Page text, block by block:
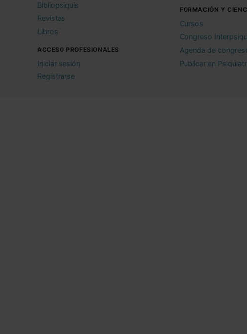
Bibliopsiquis
Revistas
Libros
ACCESO PROFESIONALES
Iniciar sesión
Registrarse
FORMACIÓN Y
Cursos
Congreso
Agenda de
Publicar en